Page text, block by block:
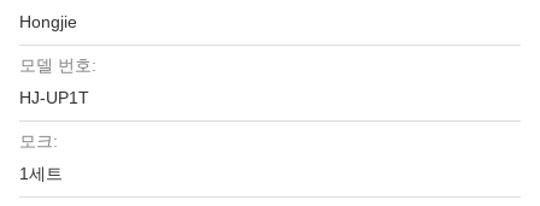
Hongjie
모델 번호:
HJ-UP1T
모크:
1세트